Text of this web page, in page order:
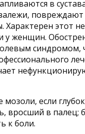
в
Характерен этот
у женщин.
синдромом,
если
вросший в палец;
к боли.